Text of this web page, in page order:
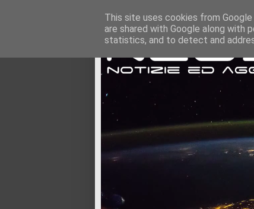
This site uses cookies from
are shared with Google along with
statistics, and to detect and